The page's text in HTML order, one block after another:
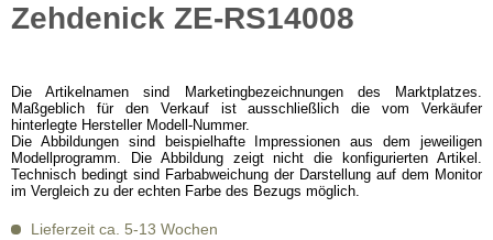
Zehdenick ZE-RS14008
Die Artikelnamen sind Marketingbezeichnungen des Marktplatzes.
Maßgeblich für den Verkauf ist ausschließlich die vom Verkäufer
hinterlegte Hersteller Modell-Nummer.
Die Abbildungen sind beispielhafte Impressionen aus dem jeweiligen
Modellprogramm. Die Abbildung zeigt nicht die konfigurierten Artikel.
Technisch bedingt sind Farbabweichung der Darstellung auf dem Monitor
im Vergleich zu der echten Farbe des Bezugs möglich.
Lieferzeit ca. 5-13 Wochen